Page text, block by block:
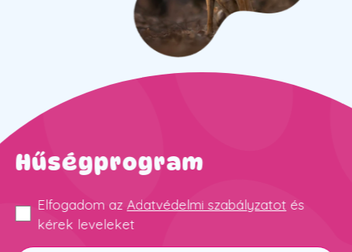
Hűségprogram
Elfogadom az Adatvédelmi szabályzatot és
kérek leveleket